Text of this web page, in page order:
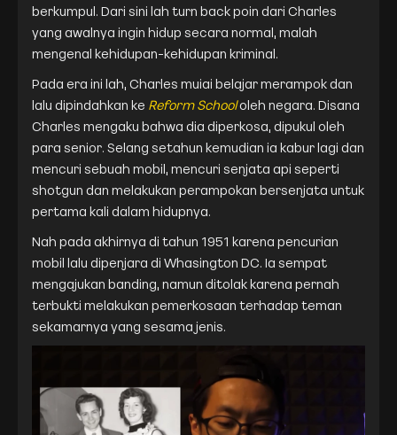
berkumpul. Dari sini lah turn back poin dari Charles
yang awalnya ingin hidup secara normal, malah
mengenal kehidupan-kehidupan kriminal.
Pada era ini lah, Charles muiai belajar merampok dan
lalu dipindahkan ke Reform Schoololeh negara. Disana
Charles mengaku bahwa dia diperkosa, dipukul oleh
para senior. Selang setahun kemudian ia kabur lagi dan
mencuri sebuah mobil, mencuri senjata api seperti
shotgun dan melakukan perampokan bersenjata untuk
pertama kali dalam hidupnya.
Nah pada akhirnya di tahun 1951 karena pencurian
mobil lalu dipenjara di Whasington DC. Ia sempat
mengajukan banding, namun ditolak karena pernah
terbukti melakukan pemerkosaan terhadap teman
sekamarnya yang sesama jenis.